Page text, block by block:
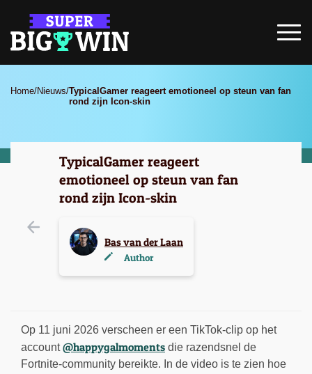
Home/Nieuws/TypicalGamer reageert emotioneel op steun van fan
rond zijn Icon-skin
TypicalGamer reageert
emotioneel op steun van fan
rond zijn Icon-skin
Bas van der Laan
Author
Op 11 juni 2026 verscheen er een TikTok-clip op het
account@happygalmoments die razendsnel de
Fortnite-community bereikte. In de video is te zien hoe